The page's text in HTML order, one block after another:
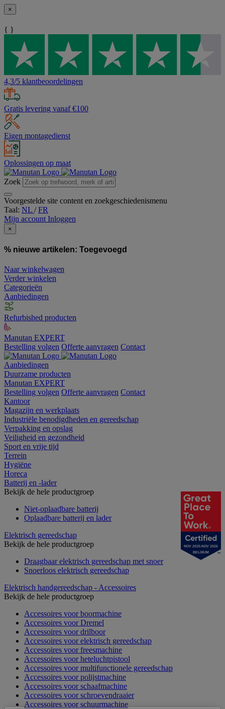
×
{ }
4,3/5 klantbeoordelingen
Gratis levering vanaf €100
Eigen montagedienst
Oplossingen op maat
Zoek
Voorgestelde site content en zoekgeschiedenismenu
Taal: NL /FR
Mijn account Inloggen
×
% nieuwe artikelen: Toegevoegd
Naar winkelwagen
Verder winkelen
Categorieën
Aanbiedingen
Refurbished producten
Manutan EXPERT
Bestelling volgen Offerte aanvragen Contact
Aanbiedingen
Duurzame producten
Manutan EXPERT
Bestelling volgen Offerte aanvragen Contact
Kantoor
Magazijn en werkplaats
Industriële benodigdheden en gereedschap
Verpakking en opslag
Veiligheid en gezondheid
Sport en vrije tijd
Terrein
Hygiëne
Horeca
Batterij en -lader
Bekijk de hele productgroep
Niet-oplaadbare batterij
Oplaadbare batterij en lader
Elektrisch gereedschap
Bekijk de hele productgroep
Draagbaar elektrisch gereedschap met snoer
Snoerloos elektrisch gereedschap
Elektrisch handgereedschap - Accessoires
Bekijk de hele productgroep
Accessoires voor boormachine
Accessoires voor Dremel
Accessoires voor drilboor
Accessoires voor elektrisch gereedschap
Accessoires voor freesmachine
Accessoires voor heteluchtpistool
Accessoires voor multifunctionele gereedschap
Accessoires voor polijstmachine
Accessoires voor schaafmachine
Accessoires voor schroevendraaier
Accessoires voor schuurmachine
NOV 2025-NOV 2026
BELGIUM